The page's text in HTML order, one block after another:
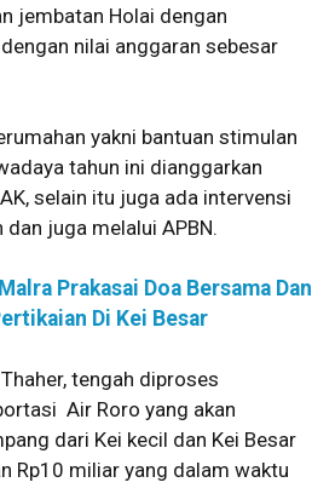
jembatan Holai dengan
nilai anggaran sebesar
yakni bantuan stimulan
tahun ini dianggarkan
selain itu juga ada intervensi
dan juga melalui APBN.
Prakasai Doa Bersama Dan
Di Kei Besar
tengah diproses
Air Roro yang akan
dari Kei kecil dan Kei Besar
Rp10 miliar yang dalam waktu